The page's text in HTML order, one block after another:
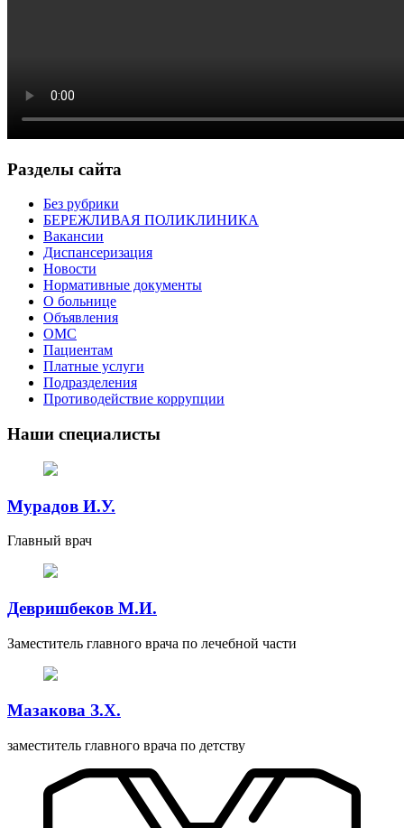
Разделы сайта
Без рубрики
БЕРЕЖЛИВАЯ ПОЛИКЛИНИКА
Вакансии
Диспансеризация
Новости
Нормативные документы
О больнице
Объявления
ОМС
Пациентам
Платные услуги
Подразделения
Противодействие коррупции
Наши специалисты
Мурадов И.У.
Главный врач
Девришбеков М.И.
Заместитель главного врача по лечебной части
Мазакова З.Х.
заместитель главного врача по детству